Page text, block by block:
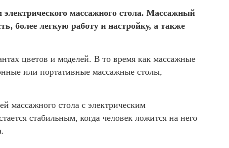
массажного стола. Массажный
более легкую работу и настройку, а также
цветов и моделей. В то время как массажные
или портативные массажные столы,
массажного стола с электрическим
стабильным, когда человек ложится на него